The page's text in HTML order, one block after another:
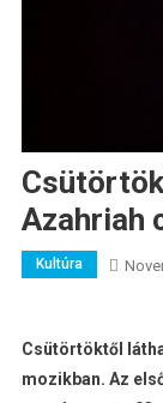
Azahriah
Kultúra
Csütörtöktől
mozikban. Az